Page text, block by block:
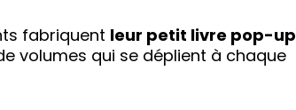
fabriquent leur petit livre pop-up
volumes qui se déplient à chaque